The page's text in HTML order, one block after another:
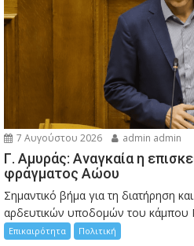
7 Αυγούστου 2026 admin admin
Γ. Αμυράς: Αναγκαία η
φράγματος Αώου
Σημαντικό βήμα για τη διατήρηση
αρδευτικών υποδομών του κάμπου
Επικαιρότητα Πολιτική